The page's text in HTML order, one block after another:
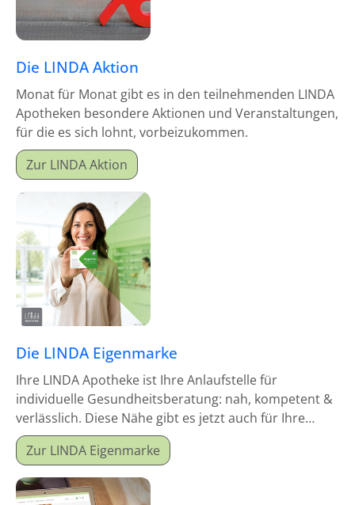
Die LINDA Aktion
Monat für Monat gibt es in den teilnehmenden LINDA
Apotheken besondere Aktionen und Veranstaltungen,
für die es sich lohnt, vorbeizukommen.
Zur LINDA Aktion
Die LINDA Eigenmarke
Ihre LINDA Apotheke ist Ihre Anlaufstelle für
individuelle Gesundheitsberatung: nah, kompetent &
verlässlich. Diese Nähe gibt es jetzt auch für Ihre
Hausapotheke!
Zur LINDA Eigenmarke